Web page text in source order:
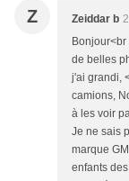
Z Zeiddar b
de belles
j'ai grandi,
camions,
à les voir
Je ne sais
marque
enfants